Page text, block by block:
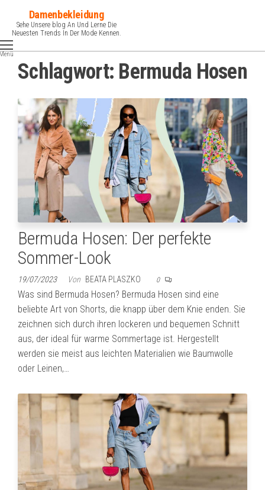
Inhalt
springen
Damenbekleidung
Sehe Unsere blog An Und Lerne Die
Neuesten Trends In Der Mode Kennen.
Schlagwort: Bermuda Hosen
Bermuda Hosen: Der perfekte
Sommer-Look
19/07/2023 Von BEATA PLASZKO 0
Was sind Bermuda Hosen? Bermuda Hosen sind eine
beliebte Art von Shorts, die knapp über dem Knie enden. Sie
zeichnen sich durch ihren lockeren und bequemen Schnitt
aus, der ideal für warme Sommertage ist. Hergestellt
werden sie meist aus leichten Materialien wie Baumwolle
oder Leinen,…